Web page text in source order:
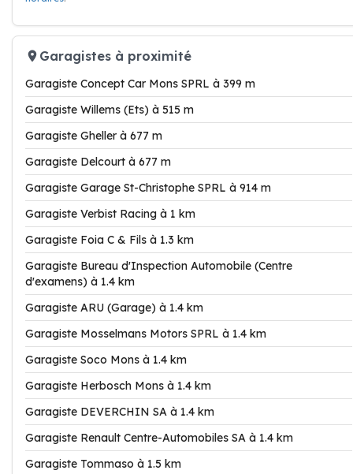
Garagistes à proximité
Garagiste Concept Car Mons SPRL à 399 m
Garagiste Willems (Ets) à 515 m
Garagiste Gheller à 677 m
Garagiste Delcourt à 677 m
Garagiste Garage St-Christophe SPRL à 914 m
Garagiste Verbist Racing à 1 km
Garagiste Foia C & Fils à 1.3 km
Garagiste Bureau d'Inspection Automobile (Centre
d'examens) à 1.4 km
Garagiste ARU (Garage) à 1.4 km
Garagiste Mosselmans Motors SPRL à 1.4 km
Garagiste Soco Mons à 1.4 km
Garagiste Herbosch Mons à 1.4 km
Garagiste DEVERCHIN SA à 1.4 km
Garagiste Renault Centre-Automobiles SA à 1.4 km
Garagiste Tommaso à 1.5 km